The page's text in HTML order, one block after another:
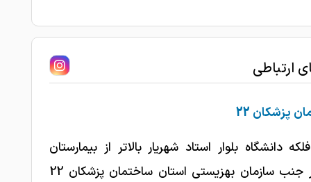
ارتباطی
پزشکان 22
دانشگاه بلوار استاد شهریار بالاتر از بیمارستان
شهریار جنب سازمان بهزیستی استان ساختمان پزشکان 22